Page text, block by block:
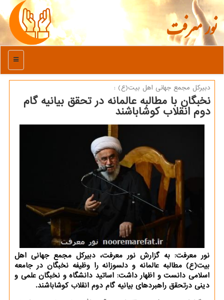
نور معرفت
منو
دبیركل مجمع جهانی اهل بیت(ع) :
نخبگان با مطالبه عالمانه در تحقق بیانیه گام
دوم انقلاب کوشاباشند
نور معرفت: به گزارش نور معرفت، دبیرکل مجمع جهانی اهل
بیت(ع) مطالبه عالمانه و دلسوزانه را وظیفه نخبگان در جامعه
اسلامی دانست و اظهار داشت: اساتید دانشگاه و نخبگان علمی و
دینی درتحقق راهبردهای بیانیه گام دوم انقلاب کوشاباشند.